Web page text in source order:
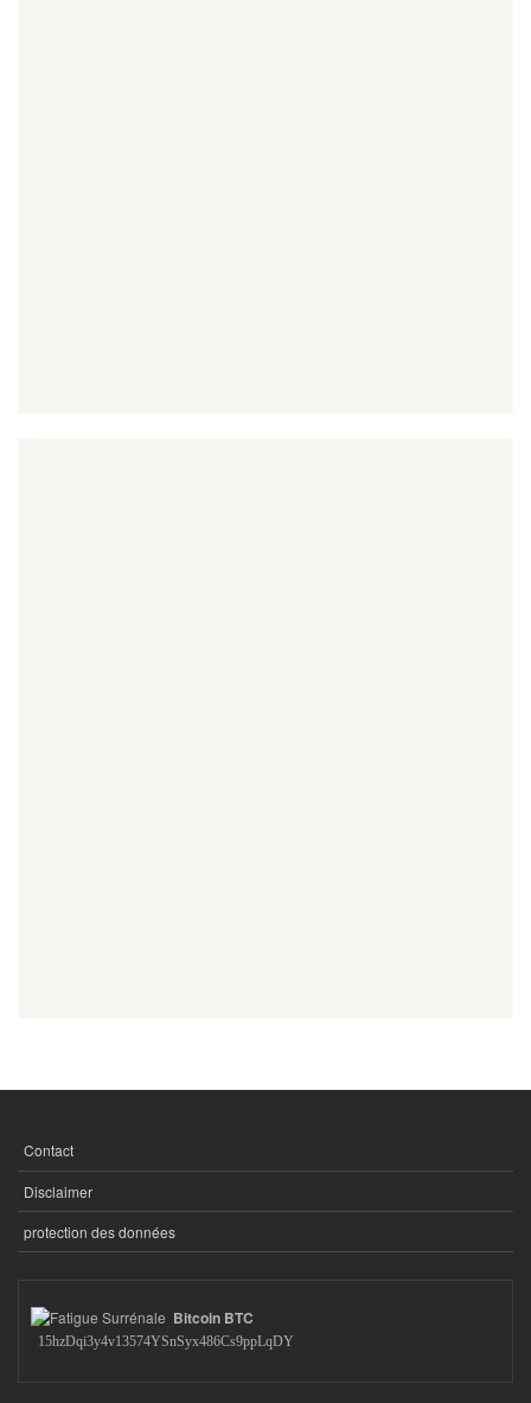
FOOTER
MENU
Contact
Disclaimer
protection des données
Bitcoin BTC
15hzDqi3y4v13574YSnSyx486Cs9ppLqDY